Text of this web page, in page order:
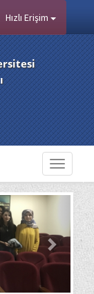
Hızlı Erişim
Toggle
Next